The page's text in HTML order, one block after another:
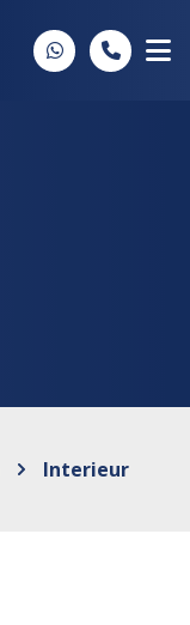
Interieur